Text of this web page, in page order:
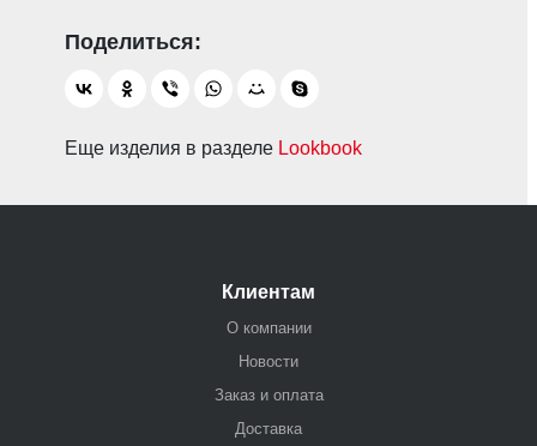
Еще изделия в разделе Lookbook
Клиентам
О компании
Новости
Заказ и оплата
Доставка